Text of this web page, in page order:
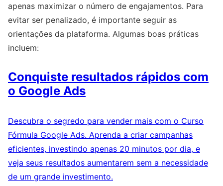
apenas maximizar o número de engajamentos. Para
evitar ser penalizado, é importante seguir as
orientações da plataforma. Algumas boas práticas
incluem:
Conquiste resultados rápidos com
o Google Ads
Descubra o segredo para vender mais com o Curso
Fórmula Google Ads. Aprenda a criar campanhas
eficientes, investindo apenas 20 minutos por dia, e
veja seus resultados aumentarem sem a necessidade
de um grande investimento.